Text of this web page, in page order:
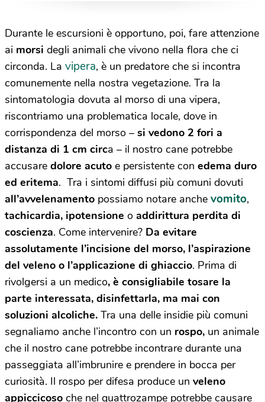
Durante le escursioni è opportuno, poi, fare attenzione
ai morsi degli animali che vivono nella flora che ci
circonda. La vipera, è un predatore che si incontra
comunemente nella nostra vegetazione. Tra la
sintomatologia dovuta al morso di una vipera,
riscontriamo una problematica locale, dove in
corrispondenza del morso – si vedono 2 fori a
distanza di 1 cm circa – il nostro cane potrebbe
accusare dolore acuto e persistente con edema duro
ed eritema. Tra i sintomi diffusi più comuni dovuti
all’avvelenamento possiamo notare anche vomito,
tachicardia, ipotensione o addirittura perdita di
coscienza. Come intervenire? Da evitare
assolutamente l’incisione del morso, l’aspirazione
del veleno o l’applicazione di ghiaccio. Prima di
rivolgersi a un medico, è consigliabile tosare la
parte interessata, disinfettarla, ma mai con
soluzioni alcoliche. Tra una delle insidie più comuni
segnaliamo anche l’incontro con un rospo, un animale
che il nostro cane potrebbe incontrare durante una
passeggiata all’imbrunire e prendere in bocca per
curiosità. Il rospo per difesa produce un veleno
appiccicoso che nel quattrozampe potrebbe causare